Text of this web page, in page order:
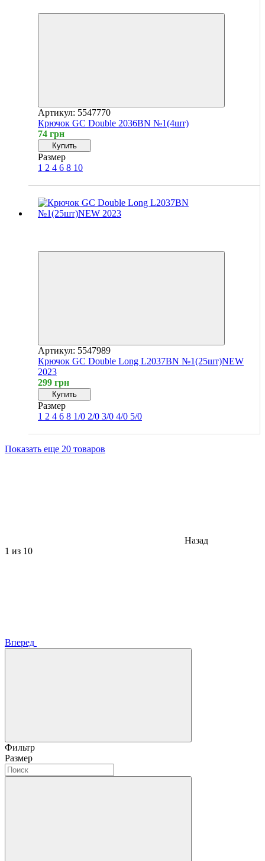
Артикул: 5547770
Крючок GC Double 2036BN №1(4шт)
74 грн
Купить
Размер
1 2 4 6 8 10
Артикул: 5547989
Крючок GC Double Long L2037BN №1(25шт)NEW
2023
299 грн
Купить
Размер
1 2 4 6 8 1/0 2/0 3/0 4/0 5/0
Показать еще 20 товаров
Назад
1 из 10
Вперед
Фильтр
Размер